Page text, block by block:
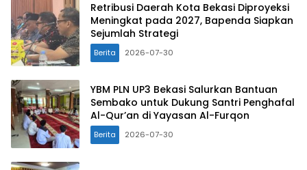
Retribusi Daerah Kota Bekasi Diproyeksi
Meningkat pada 2027, Bapenda Siapkan
Sejumlah Strategi
Berita 2026-07-30
YBM PLN UP3 Bekasi Salurkan Bantuan
Sembako untuk Dukung Santri Penghafal
Al-Qur’an di Yayasan Al-Furqon
Berita 2026-07-30